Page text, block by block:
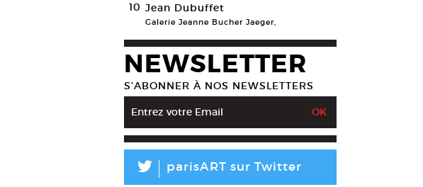
10 Jean Dubuffet
Galerie Jeanne Bucher Jaeger,
NEWSLETTER
S’ABONNER À NOS NEWSLETTERS
L parisART sur Twitter